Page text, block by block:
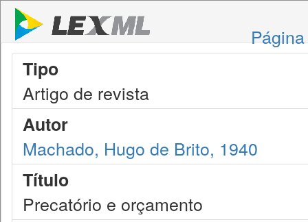
Tipo
Artigo de revista
Autor
Machado, Hugo de Brito, 1940
Título
Precatório e orçamento